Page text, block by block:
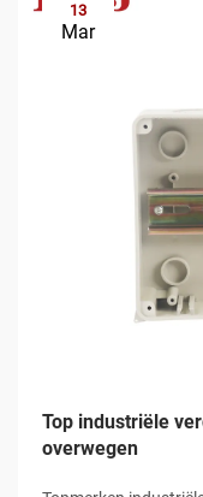
13
Mar
Top industriële
overwegen